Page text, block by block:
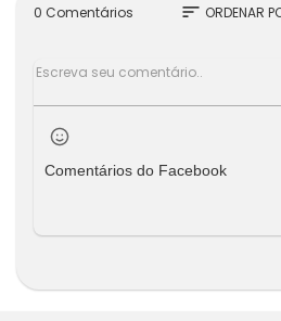
0 Comentários sort ORDENAR
Comentários do Facebook